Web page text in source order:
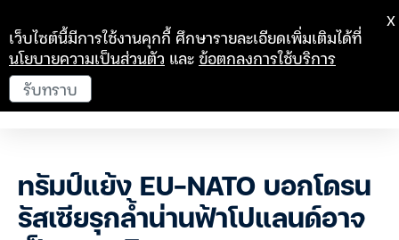
ทรัมป์แย้ง EU-NATO บอกโดรน
รัสเซียรุกล้ำน่านฟ้าโปแลนด์อาจ
เว็บไซต์นี้มีการใช้งานคุกกี้ ศึกษารายละเอียดเพิ่มเติมได้ที่
นโยบายความเป็นส่วนตัว และข้อตกลงการใช้บริการ
รับทราบ
X